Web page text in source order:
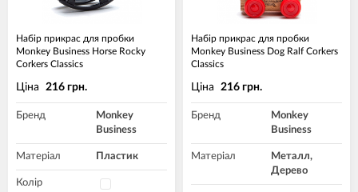
Набір прикрас для пробки
Monkey Business Horse Rocky
Corkers Classics
Ціна 216 грн.
Бренд
Monkey
Business
Матеріал Пластик
Колір
Набір прикрас для пробки
Monkey Business Dog Ralf Corkers
Classics
Ціна 216 грн.
Бренд
Monkey
Business
Матеріал
Металл,
Дерево